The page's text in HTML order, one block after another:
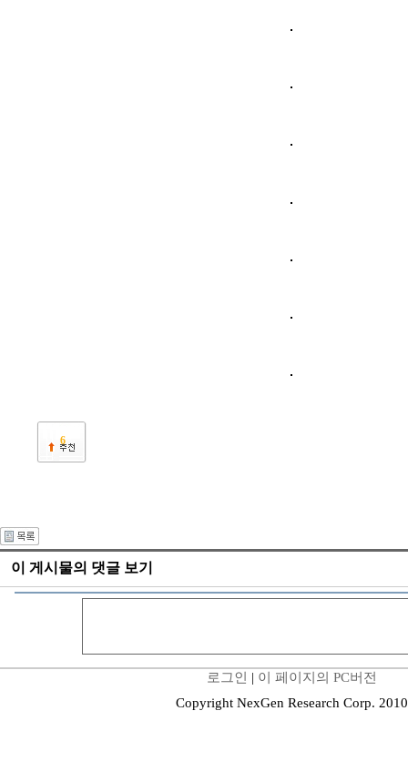
6
이 게시물의 댓글 보기
로그인 | 이 페이지의 PC버전
Copyright NexGen Research Corp. 2010